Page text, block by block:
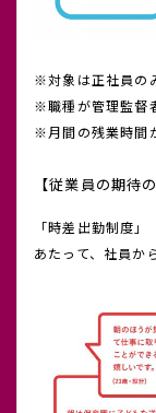
※対象は正社員の
※職種が管理監督
※月間の残業時間
【従業員の期待の
「時差出勤制度
あたって、社員か